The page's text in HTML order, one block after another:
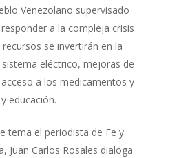
Venezolano supervisado
a la compleja crisis
se invertirán en la
eléctrico, mejoras de
a los medicamentos y
educación.
tema el periodista de Fe y
Juan Carlos Rosales dialoga